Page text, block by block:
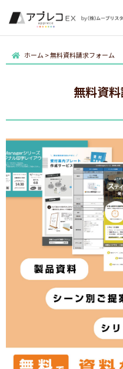
ホーム >無料資料請求フォーム
無料資